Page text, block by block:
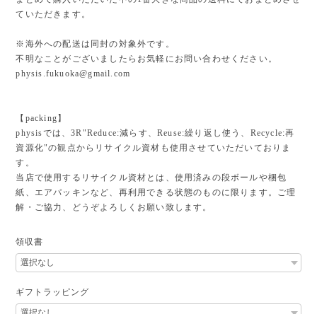
ていただきます。
※海外への配送は同封の対象外です。
不明なことがございましたらお気軽にお問い合わせください。
physis.fukuoka@gmail.com
【packing】
physisでは、3R"Reduce:減らす、Reuse:繰り返し使う、Recycle:再
資源化"の観点からリサイクル資材も使用させていただいておりま
す。
当店で使用するリサイクル資材とは、使用済みの段ボールや梱包
紙、エアパッキンなど、再利用できる状態のものに限ります。ご理
解・ご協力、どうぞよろしくお願い致します。
領収書
ギフトラッピング